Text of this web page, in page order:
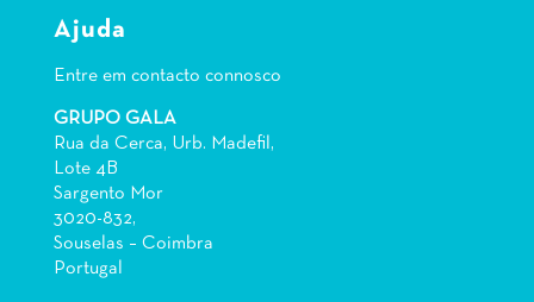
Ajuda
Entre em contacto connosco
GRUPO GALA
Rua da Cerca, Urb. Madefil,
Lote 4B
Sargento Mor
3020-832,
Souselas – Coimbra
Portugal